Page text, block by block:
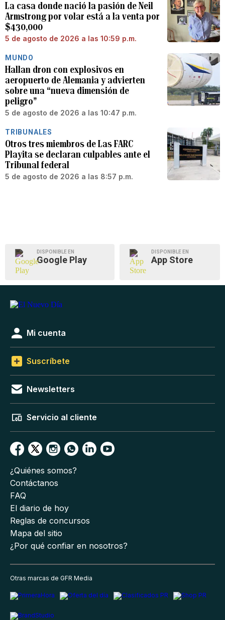
La casa donde nació la pasión de Neil
Armstrong por volar está a la venta por
$430,000
5 de agosto de 2026 a las 10:59 p.m.
MUNDO
Hallan dron con explosivos en
aeropuerto de Alemania y advierten
sobre una “nueva dimensión de
peligro”
5 de agosto de 2026 a las 10:47 p.m.
TRIBUNALES
Otros tres miembros de Las FARC
Playita se declaran culpables ante el
Tribunal federal
5 de agosto de 2026 a las 8:57 p.m.
DISPONIBLE EN
Google Play
DISPONIBLE EN
App Store
Mi cuenta
Suscríbete
Newsletters
Servicio al cliente
¿Quiénes somos?
Contáctanos
FAQ
El diario de hoy
Reglas de concursos
Mapa del sitio
¿Por qué confiar en nosotros?
Otras marcas de GFR Media